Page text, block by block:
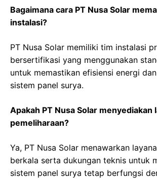
Bagaimana cara PT Nusa Solar
instalasi?
PT Nusa Solar memiliki tim instalasi
bersertifikasi yang menggunakan
untuk memastikan efisiensi energi
sistem panel surya.
Apakah PT Nusa Solar menyediakan
pemeliharaan?
Ya, PT Nusa Solar menawarkan
berkala serta dukungan teknis untuk
sistem panel surya tetap berfungsi